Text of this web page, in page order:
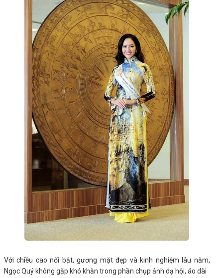
Với chiều cao nổi bật, gương mặt đẹp và kinh nghiệm lâu năm,
Ngọc Quý không gặp khó khăn trong phần chụp ảnh dạ hội, áo dài